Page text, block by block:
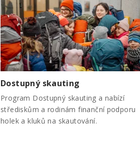
Dostupný skauting
Program Dostupný skauting a nabízí
střediskům a rodinám finanční podporu
holek a kluků na skautování.